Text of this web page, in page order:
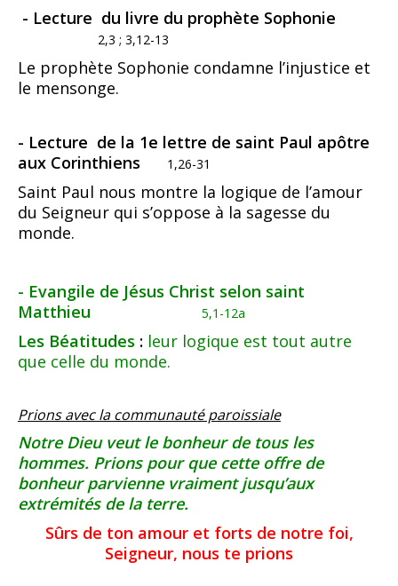
- Lecture du livre du prophète Sophonie
2,3 ; 3,12-13
Le prophète Sophonie condamne l’injustice et
le mensonge.
- Lecture de la 1e lettre de saint Paul apôtre
aux Corinthiens
1,26-31
Saint Paul nous montre la logique de l’amour
du Seigneur qui s’oppose à la sagesse du
monde.
- Evangile de Jésus Christ selon saint
Matthieu
5,1-12a
Les Béatitudes : leur logique est tout autre
que celle du monde.
Prions avec la communauté paroissiale
Notre Dieu veut le bonheur de tous les
hommes. Prions pour que cette offre de
bonheur parvienne vraiment jusqu’aux
extrémités de la terre.
Sûrs de ton amour et forts de notre foi,
Seigneur, nous te prions